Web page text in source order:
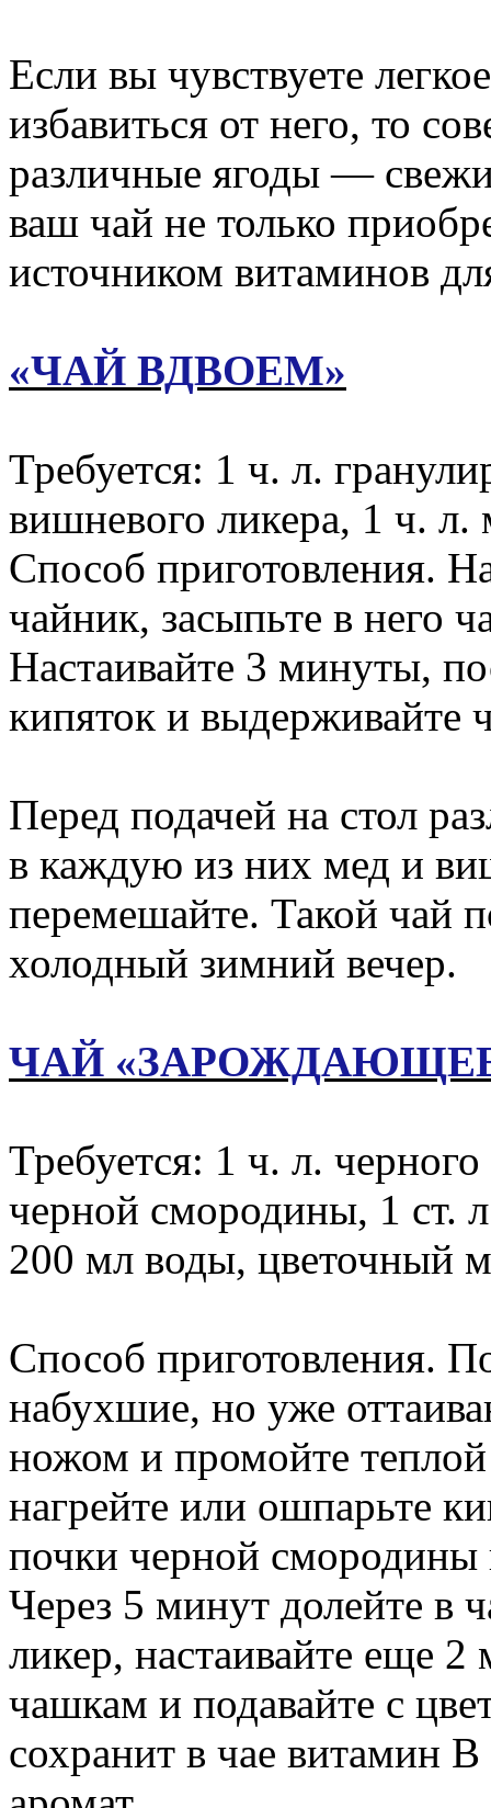
Если вы чувствуете
избавиться от него, то
различные ягоды —
ваш чай не только
источником витаминов
«ЧАЙ ВДВОЕМ»
Требуется: 1 ч. л.
вишневого ликера, 1 ч.
Способ приготовления.
чайник, засыпьте в него
Настаивайте 3 минуты,
кипяток и выдерживайте
Перед подачей на стол
в каждую из них мед и
перемешайте. Такой чай
холодный зимний вечер.
ЧАЙ
Требуется: 1 ч. л.
черной смородины, 1 ст.
200 мл воды, цветочный
Способ приготовления.
набухшие, но уже
ножом и промойте
нагрейте или ошпарьте
почки черной смородины
Через 5 минут долейте в
ликер, настаивайте еще
чашкам и подавайте с
сохранит в чае витамин